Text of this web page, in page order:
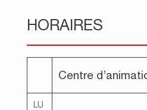
HORAIRES
Centre
LU